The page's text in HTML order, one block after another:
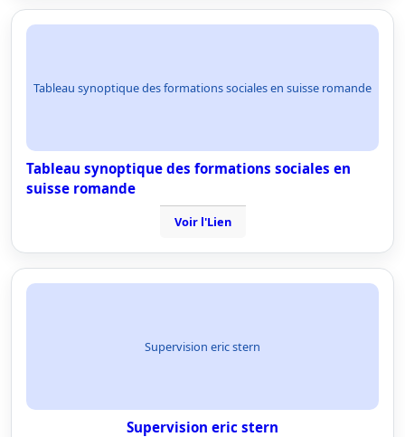
Tableau synoptique des formations sociales en suisse romande
Tableau synoptique des formations sociales en
suisse romande
Voir l'Lien
Supervision eric stern
Supervision eric stern